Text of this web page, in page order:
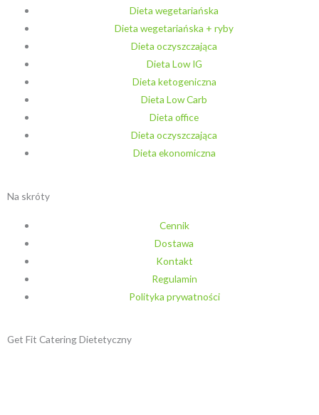
Dieta wegetariańska
Dieta wegetariańska + ryby
Dieta oczyszczająca
Dieta Low IG
Dieta ketogeniczna
Dieta Low Carb
Dieta office
Dieta oczyszczająca
Dieta ekonomiczna
Na skróty
Cennik
Dostawa
Kontakt
Regulamin
Polityka prywatności
Get Fit Catering Dietetyczny